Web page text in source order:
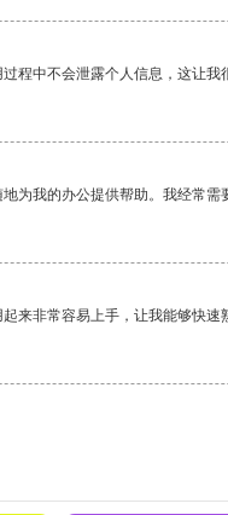
程中不会泄露个人信息，这让
为我的办公提供帮助。我经常
来非常容易上手，让我能够快速